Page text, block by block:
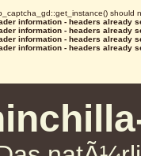
should
information - headers already
information - headers already
information - headers already
information - headers already